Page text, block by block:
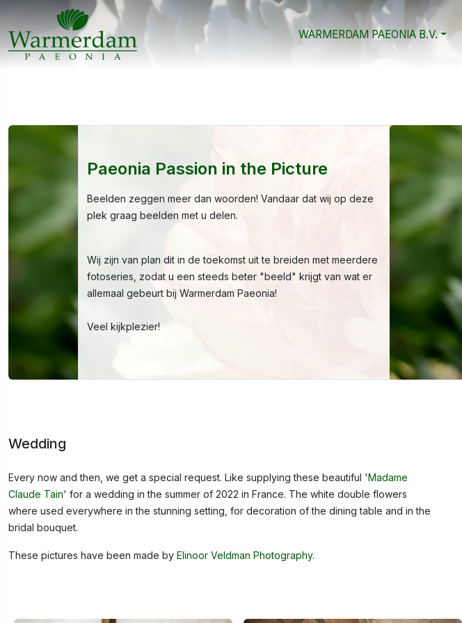
WARMERDAM PAEONIA B.V.
Paeonia Passion in the Picture
Beelden zeggen meer dan woorden! Vandaar dat wij op deze
plek graag beelden met u delen.
Wij zijn van plan dit in de toekomst uit te breiden met meerdere
fotoseries, zodat u een steeds beter "beeld" krijgt van wat er
allemaal gebeurt bij Warmerdam Paeonia!
Veel kijkplezier!
Wedding
Every now and then, we get a special request. Like supplying these beautiful 'Madame
Claude Tain' for a wedding in the summer of 2022 in France. The white double flowers
where used everywhere in the stunning setting, for decoration of the dining table and in the
bridal bouquet.
These pictures have been made by Elinoor Veldman Photography.